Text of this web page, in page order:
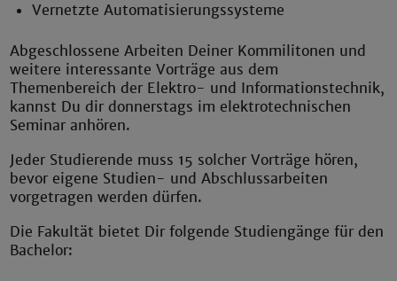
Vernetzte Automatisierungssysteme
Abgeschlossene Arbeiten Deiner Kommilitonen und
weitere interessante Vorträge aus dem
Themenbereich der Elektro- und Informationstechnik,
kannst Du dir donnerstags im elektrotechnischen
Seminar anhören.
Jeder Studierende muss 15 solcher Vorträge hören,
bevor eigene Studien- und Abschlussarbeiten
vorgetragen werden dürfen.
Die Fakultät bietet Dir folgende Studiengänge für den
Bachelor: